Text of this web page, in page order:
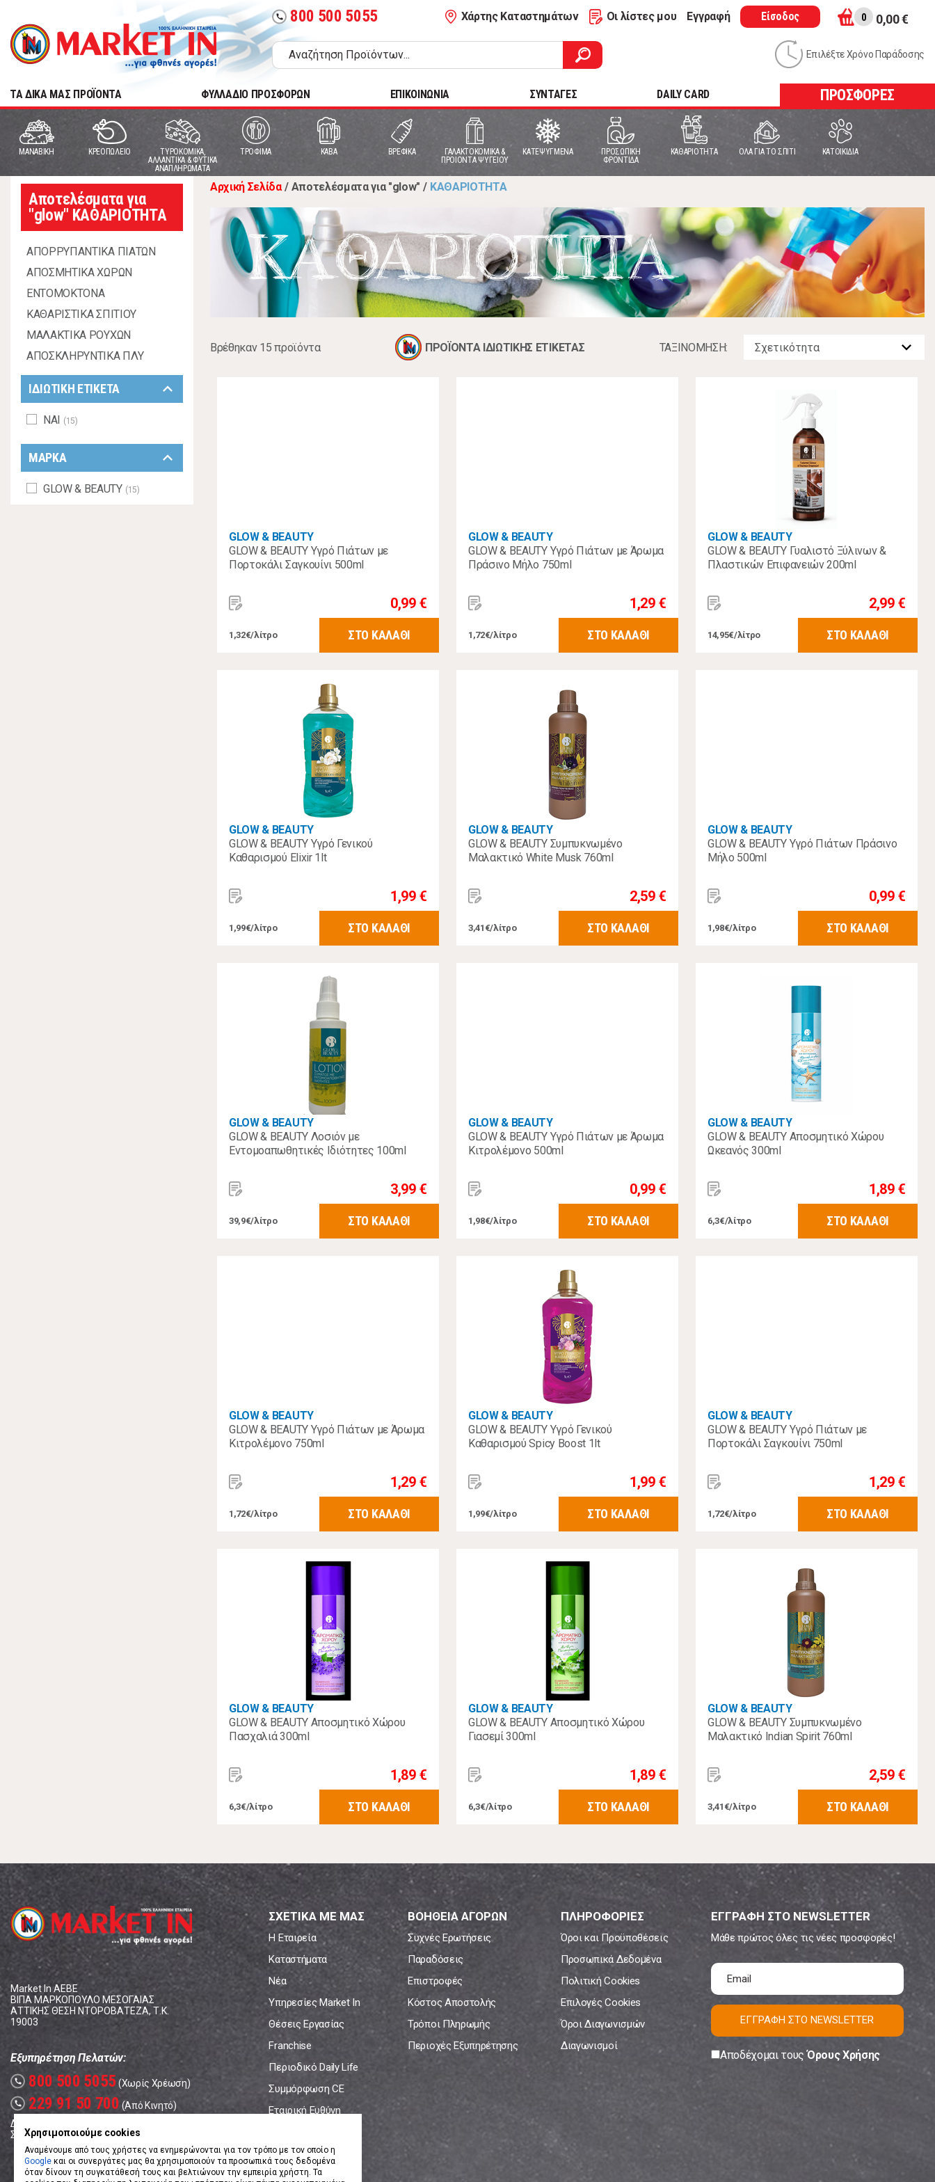
call 800 500 5055 Χάρτης Καταστημάτων Οι λίστες μου Εγγραφή Είσοδος 0 0,00 €
Επιλέξτε Χρόνο Παράδοσης
TA ΔΙΚΑ ΜΑΣ ΠΡΟΪΟΝΤΑ ΦΥΛΛΑΔΙΟ ΠΡΟΣΦΟΡΩΝ ΕΠΙΚΟΙΝΩΝΙΑ ΣΥΝΤΑΓΕΣ DAILY CARD ΠΡΟΣΦΟΡΕΣ
MANABIKH ΚΡΕΟΠΩΛΕΙΟ
ΤΥΡΟΚΟΜΙΚΑ,
ΑΛΛΑΝΤΙΚΑ & ΦΥΤΙΚΑ
ΑΝΑΠΛΗΡΩΜΑΤΑ
ΤΡΟΦΙΜΑ ΚΑΒΑ ΒΡΕΦΙΚΑ
ΓΑΛΑΚΤΟΚΟΜΙΚΑ &
ΠΡΟΙΟΝΤΑ ΨΥΓΕΙΟΥ
ΚΑΤΕΨΥΓΜΕΝΑ
ΠΡΟΣΩΠΙΚΗ
ΦΡΟΝΤΙΔΑ
ΚΑΘΑΡΙΟΤΗΤΑ ΟΛΑ ΓΙΑ ΤΟ ΣΠΙΤΙ ΚΑΤΟΙΚΙΔΙΑ
Αποτελέσματα για
"glow" ΚΑΘΑΡΙΟΤΗΤΑ
ΑΠΟΡΡΥΠΑΝΤΙΚΑ ΠΙΑΤΩΝ
ΑΠΟΣΜΗΤΙΚΑ ΧΩΡΩΝ
ΕΝΤΟΜΟΚΤΟΝΑ
ΚΑΘΑΡΙΣΤΙΚΑ ΣΠΙΤΙΟΥ
ΜΑΛΑΚΤΙΚΑ ΡΟΥΧΩΝ
ΑΠΟΣΚΛΗΡΥΝΤΙΚΑ ΠΛΥ
ΙΔΙΩΤΙΚΗ ΕΤΙΚΕΤΑ keyboard_arrow_down
ΝΑΙ (15)
ΜΑΡΚΑ keyboard_arrow_down
GLOW & BEAUTY (15)
Αρχική Σελίδα / Αποτελέσματα για "glow" / ΚΑΘΑΡΙΟΤΗΤΑ
ΚΑΘΑΡΙΟΤΗΤΑ
Βρέθηκαν 15 προϊόντα ΠΡΟΪΟΝΤΑ ΙΔΙΩΤΙΚΗΣ ΕΤΙΚΕΤΑΣ ΤΑΞΙΝOΜΗΣΗ:
GLOW & BEAUTY
GLOW & BEAUTY Υγρό Πιάτων με
Πορτοκάλι Σαγκουίνι 500ml
0,99 €
1,32€/λίτρο ΣΤΟ ΚΑΛΑΘΙ
GLOW & BEAUTY
GLOW & BEAUTY Υγρό Πιάτων με Άρωμα
Πράσινο Μήλο 750ml
1,29 €
1,72€/λίτρο ΣΤΟ ΚΑΛΑΘΙ
GLOW & BEAUTY
GLOW & BEAUTY Γυαλιστό Ξύλινων &
Πλαστικών Επιφανειών 200ml
2,99 €
14,95€/λίτρο ΣΤΟ ΚΑΛΑΘΙ
GLOW & BEAUTY
GLOW & BEAUTY Υγρό Γενικού
Καθαρισμού Elixir 1lt
1,99 €
1,99€/λίτρο ΣΤΟ ΚΑΛΑΘΙ
GLOW & BEAUTY
GLOW & BEAUTY Συμπυκνωμένο
Μαλακτικό White Musk 760ml
2,59 €
3,41€/λίτρο ΣΤΟ ΚΑΛΑΘΙ
GLOW & BEAUTY
GLOW & BEAUTY Υγρό Πιάτων Πράσινο
Μήλο 500ml
0,99 €
1,98€/λίτρο ΣΤΟ ΚΑΛΑΘΙ
GLOW & BEAUTY
GLOW & BEAUTY Λοσιόν με
Εντομοαπωθητικές Ιδιότητες 100ml
3,99 €
39,9€/λίτρο ΣΤΟ ΚΑΛΑΘΙ
GLOW & BEAUTY
GLOW & BEAUTY Υγρό Πιάτων με Άρωμα
Κιτρολέμονο 500ml
0,99 €
1,98€/λίτρο ΣΤΟ ΚΑΛΑΘΙ
GLOW & BEAUTY
GLOW & BEAUTY Αποσμητικό Χώρου
Ωκεανός 300ml
1,89 €
6,3€/λίτρο ΣΤΟ ΚΑΛΑΘΙ
GLOW & BEAUTY
GLOW & BEAUTY Υγρό Πιάτων με Άρωμα
Κιτρολέμονο 750ml
1,29 €
1,72€/λίτρο ΣΤΟ ΚΑΛΑΘΙ
GLOW & BEAUTY
GLOW & BEAUTY Υγρό Γενικού
Καθαρισμού Spicy Boost 1lt
1,99 €
1,99€/λίτρο ΣΤΟ ΚΑΛΑΘΙ
GLOW & BEAUTY
GLOW & BEAUTY Υγρό Πιάτων με
Πορτοκάλι Σαγκουίνι 750ml
1,29 €
1,72€/λίτρο ΣΤΟ ΚΑΛΑΘΙ
GLOW & BEAUTY
GLOW & BEAUTY Αποσμητικό Χώρου
Πασχαλιά 300ml
1,89 €
6,3€/λίτρο ΣΤΟ ΚΑΛΑΘΙ
GLOW & BEAUTY
GLOW & BEAUTY Αποσμητικό Χώρου
Γιασεμί 300ml
1,89 €
6,3€/λίτρο ΣΤΟ ΚΑΛΑΘΙ
GLOW & BEAUTY
GLOW & BEAUTY Συμπυκνωμένο
Μαλακτικό Indian Spirit 760ml
2,59 €
3,41€/λίτρο ΣΤΟ ΚΑΛΑΘΙ
Market In ΑΕΒΕ
ΒΙΠΑ ΜΑΡΚΟΠΟΥΛΟ ΜΕΣΟΓΑΙΑΣ
ΑΤΤΙΚΗΣ ΘΕΣΗ ΝΤΟΡΟΒΑΤΕΖΑ, Τ.Κ.
19003
Εξυπηρέτηση Πελατών:
call 800 500 5055 (Χωρίς Χρέωση)
call 229 91 50 700 (Από Κινητό)
Δευτέρα - Παρασκευή: 08:00 - 17:00
Σάββατο: 08:00 – 14:00
ΣΧΕΤΙΚΑ ΜΕ ΜΑΣ
Η Εταιρεία
Καταστήματα
Νέα
Υπηρεσίες Market In
Θέσεις Εργασίας
Franchise
Περιοδικό Daily Life
Συμμόρφωση CE
Εταιρική Ευθύνη
ΒΟΗΘΕΙΑ ΑΓΟΡΩΝ
Συχνές Ερωτήσεις
Παραδόσεις
Επιστροφές
Κόστος Αποστολής
Τρόποι Πληρωμής
Περιοχές Εξυπηρέτησης
ΠΛΗΡΟΦΟΡΙΕΣ
Όροι και Προϋποθέσεις
Προσωπικά Δεδομένα
Πολιτική Cookies
Επιλογές Cookies
Όροι Διαγωνισμών
Διαγωνισμοί
ΕΓΓΡΑΦΗ ΣΤΟ NEWSLETTER
Μάθε πρώτος όλες τις νέες προσφορές!
ΕΓΓΡΑΦΗ ΣΤΟ NEWSLETTER
Αποδέχομαι τουςΌρους Χρήσης
Χρησιμοποιούμε cookies
Αναμένουμε από τους χρήστες να ενημερώνονται για τον τρόπο με τον οποίο η
Google και οι συνεργάτες μας θα χρησιμοποιούν τα προσωπικά τους δεδομένα
όταν δίνουν τη συγκατάθεσή τους και βελτιώνουν την εμπειρία χρήστη. Τα